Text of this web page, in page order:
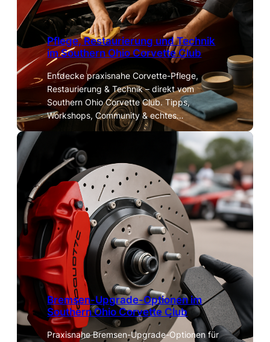
Pflege, Restaurierung und Technik
im Southern Ohio Corvette Club
Entdecke praxisnahe Corvette-Pflege,
Restaurierung & Technik – direkt vom
Southern Ohio Corvette Club. Tipps,
Workshops, Community & echtes…
Bremsen-Upgrade-Optionen im
Southern Ohio Corvette Club
Praxisnahe Bremsen-Upgrade-Optionen für